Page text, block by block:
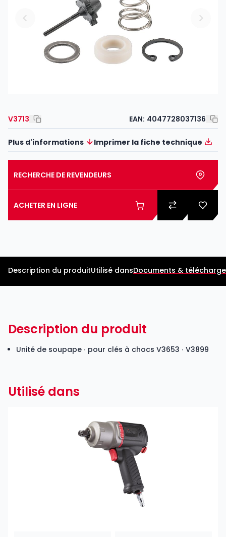
V3713 EAN: 4047728037136
Plus d'informations Imprimer la fiche technique
RECHERCHE DE REVENDEURS
ACHETER EN LIGNE
Description du produitUtilisé dansDocuments &
Description du produit
Unité de soupape ∙ pour clés à chocs V3653 ∙ V3899
Utilisé dans